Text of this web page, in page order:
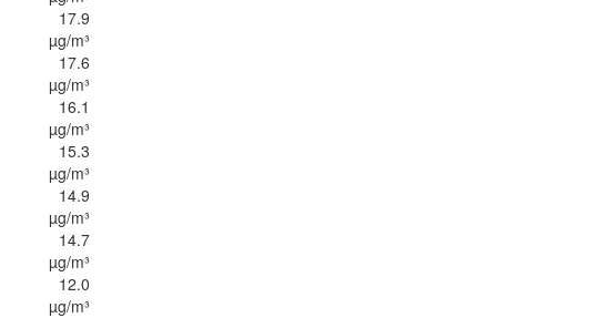
17.9
µg/m³
17.6
µg/m³
16.1
µg/m³
15.3
µg/m³
14.9
µg/m³
14.7
µg/m³
12.0
µg/m³